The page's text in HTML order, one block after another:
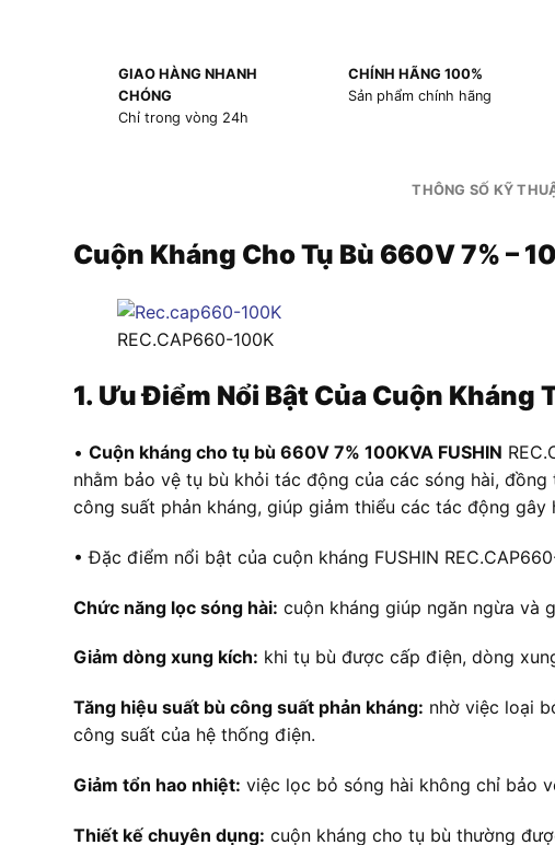
GIAO HÀNG NHANH
CHÓNG
Chỉ trong vòng 24h
CHÍNH HÃNG 100%
Sản phẩm chính hãng
THÔNG SỐ KỸ
Cuộn Kháng Cho Tụ Bù 660V 7% –
REC.CAP660-100K
1. Ưu Điểm Nổi Bật Của Cuộn Kháng
• Cuộn kháng cho tụ bù 660V 7% 100KVA FUSHIN
nhằm bảo vệ tụ bù khỏi tác động của các sóng hài,
công suất phản kháng, giúp giảm thiểu các tác động
• Đặc điểm nổi bật của cuộn kháng FUSHIN
Chức năng lọc sóng hài: cuộn kháng giúp ngăn ngừa và
Giảm dòng xung kích: khi tụ bù được cấp điện, dòng
Tăng hiệu suất bù công suất phản kháng: nhờ việc loại
công suất của hệ thống điện.
Giảm tổn hao nhiệt: việc lọc bỏ sóng hài không chỉ bảo
Thiết kế chuyên dụng: cuộn kháng cho tụ bù thường